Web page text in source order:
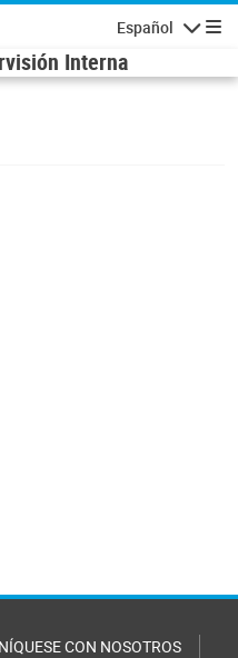
Español
Interna
CON NOSOTROS